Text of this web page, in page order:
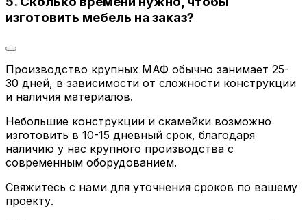
изготовить мебель на заказ?
Производство крупных МАФ обычно занимает 25-
30 дней, в зависимости от сложности конструкции
и наличия материалов.
Небольшие конструкции и скамейки возможно
изготовить в 10-15 дневный срок, благодаря
наличию у нас крупного производства с
современным оборудованием.
Свяжитесь с нами для уточнения сроков по вашему
проекту.